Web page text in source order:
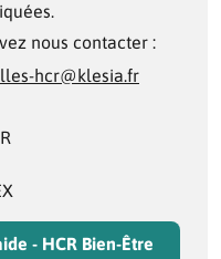
nous contacter :
hcr@klesia.fr
- HCR Bien-Être